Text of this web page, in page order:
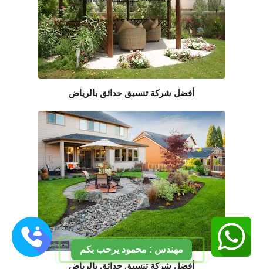
أفضل شركة تنسيق حدائق بالرياض
أفضل شركة تنسيق حدائق بالرياض
مهندس : محمود يرحب بكم